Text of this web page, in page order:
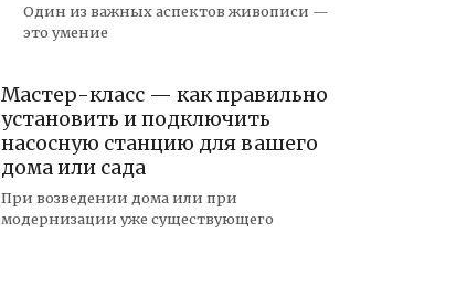
Один из важных аспектов живописи —
это умение
Мастер-класс — как правильно
установить и подключить
насосную станцию для вашего
дома или сада
При возведении дома или при
модернизации уже существующего